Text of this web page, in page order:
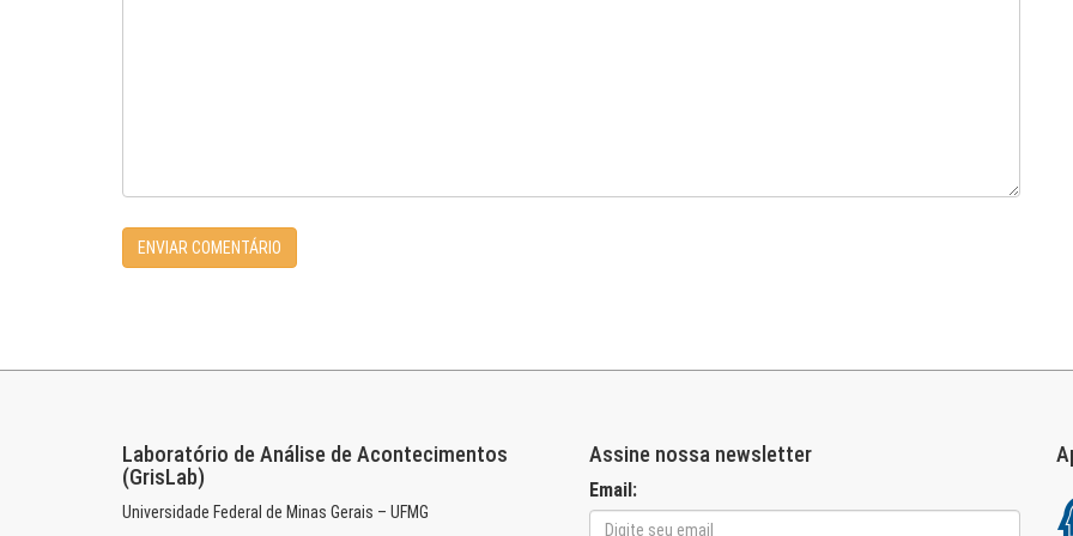
Laboratório de Análise de Acontecimentos
(GrisLab)
Universidade Federal de Minas Gerais – UFMG
Assine nossa newsletter
Email: